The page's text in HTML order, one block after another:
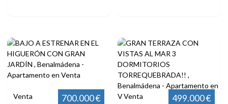
Venta 700.000 € Venta 499.000 €